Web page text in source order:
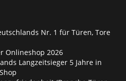
Nr. 1 für Türen, Tore
Onlineshop 2026
Langzeitsieger 5 Jahre in